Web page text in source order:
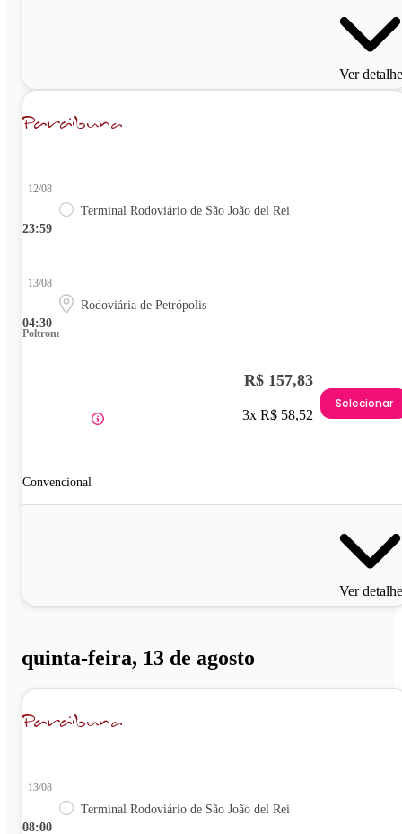
Ver
23:59
12/08
Terminal Rodoviário de São João del Rei
04:30
13/08
Rodoviária de Petrópolis
Poltrona
Convencional
R$ 157,83
3x R$ 58,52
Selecionar
Ver
quinta-feira, 13 de agosto
08:00
13/08
Terminal Rodoviário de São João del Rei